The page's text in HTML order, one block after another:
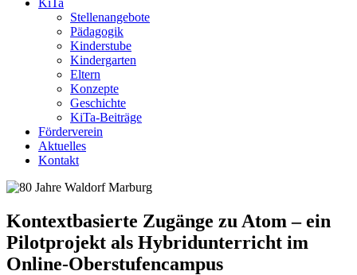
Stellenangebote
Pädagogik
Kinderstube
Kindergarten
Eltern
Konzepte
Geschichte
KiTa-Beiträge
Förderverein
Aktuelles
Kontakt
Kontextbasierte Zugänge zu Atom – ein
Pilotprojekt als Hybridunterricht im
Online-Oberstufencampus